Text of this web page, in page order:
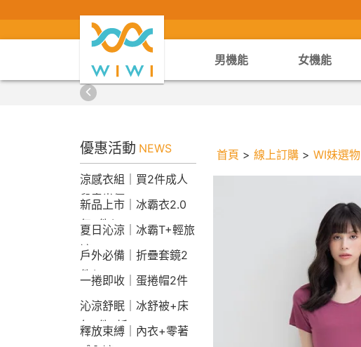
男機能 女機能
優惠活動 NEWS
涼感衣組｜買2件成人
兒童半價
新品上市｜冰霸衣2.0
任2件$2290
夏日沁涼｜冰霸T+輕旅
褲
戶外必備｜折疊套鏡2
件$1790
一捲即收｜蛋捲帽2件
1790
沁涼舒眠｜冰舒被+床
包2件9折
釋放束縛｜內衣+零著
首頁 > 線上訂購 > WI妹選物